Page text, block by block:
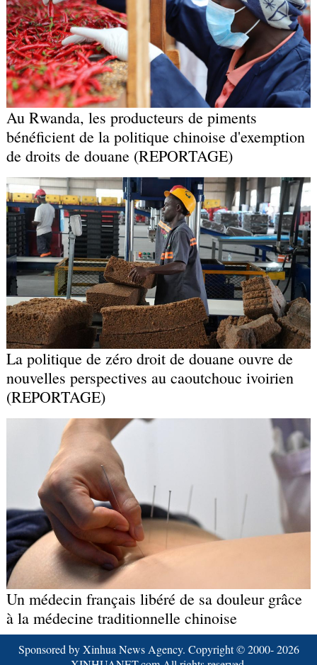
Au Rwanda, les producteurs de piments
bénéficient de la politique chinoise d'exemption
de droits de douane (REPORTAGE)
La politique de zéro droit de douane ouvre de
nouvelles perspectives au caoutchouc ivoirien
(REPORTAGE)
Un médecin français libéré de sa douleur grâce
à la médecine traditionnelle chinoise
Sponsored by Xinhua News Agency. Copyright © 2000-2026